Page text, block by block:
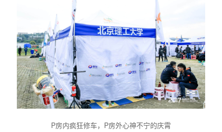
P房内疯狂修车，P房外心神不宁的庆霄